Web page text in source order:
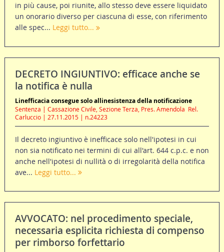
in più cause, poi riunite, allo stesso deve essere liquidato
un onorario diverso per ciascuna di esse, con riferimento
alle spec... Leggi tutto...
DECRETO INGIUNTIVO: efficace anche se
la notifica è nulla
Linefficacia consegue solo allinesistenza della notificazione
Sentenza | Cassazione Civile, Sezione Terza, Pres. Amendola  Rel.
Carluccio | 27.11.2015 | n.24223
Il decreto ingiuntivo è inefficace solo nell'ipotesi in cui
non sia notificato nei termini di cui all'art. 644 c.p.c. e non
anche nell'ipotesi di nullità o di irregolarità della notifica
ave... Leggi tutto...
AVVOCATO: nel procedimento speciale,
necessaria esplicita richiesta di compenso
per rimborso forfettario